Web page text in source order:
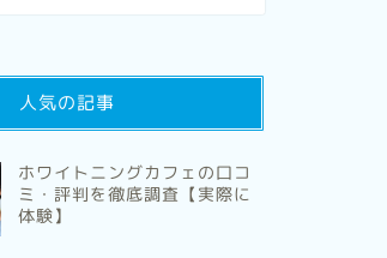
人気の記事
ホワイトニングカフェの口コ
ミ・評判を徹底調査【実際に
体験】